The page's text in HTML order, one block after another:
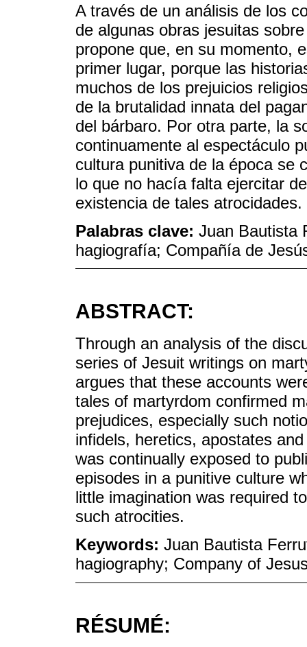
A través de un análisis de los
de algunas obras jesuitas
propone que, en su momento,
primer lugar, porque las
muchos de los prejuicios
de la brutalidad innata del
del bárbaro. Por otra parte, la
continuamente al espectáculo
cultura punitiva de la época se
lo que no hacía falta ejercitar
existencia de tales atrocidades.
Palabras clave: Juan Bautista
hagiografía; Compañía de
ABSTRACT:
Through an analysis of the
series of Jesuit writings on
argues that these accounts
tales of martyrdom confirmed
prejudices, especially such
infidels, heretics, apostates
was continually exposed to
episodes in a punitive culture
little imagination was required
such atrocities.
Keywords: Juan Bautista
hagiography; Company of
RÉSUMÉ: